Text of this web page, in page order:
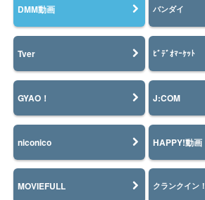
DMM動画 バンダイ
Tver ﾋﾞﾃﾞｵﾏｰｹｯﾄ
GYAO！ J:COM
niconico HAPPY!動画
MOVIEFULL クランクイン！